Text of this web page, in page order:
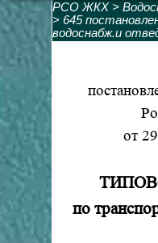
РСО ЖКХ>
> 645
водоснабж.и
от
по